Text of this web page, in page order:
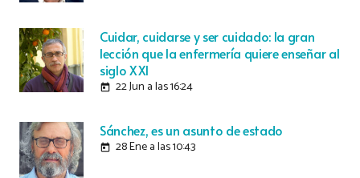
Cuidar, cuidarse y ser cuidado: la gran
lección que la enfermería quiere enseñar al
siglo XXI
today 22 Jun a las 16:24
Sánchez, es un asunto de estado
today 28 Ene a las 10:43